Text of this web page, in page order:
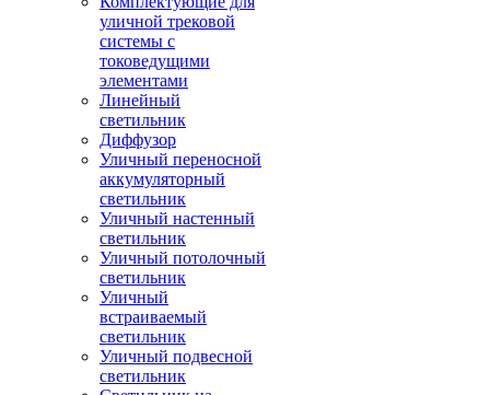
уличной трековой
системы с
токоведущими
элементами
Линейный
светильник
Диффузор
Уличный переносной
аккумуляторный
светильник
Уличный настенный
светильник
Уличный потолочный
светильник
Уличный
встраиваемый
светильник
Уличный подвесной
светильник